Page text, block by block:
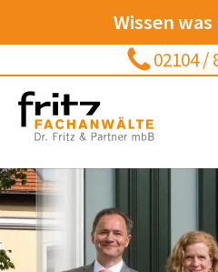
Wissen
02104 /